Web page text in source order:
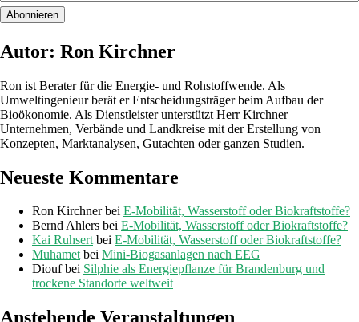
Autor: Ron Kirchner
Ron ist Berater für die Energie- und Rohstoffwende. Als
Umweltingenieur berät er Entscheidungsträger beim Aufbau der
Bioökonomie. Als Dienstleister unterstützt Herr Kirchner
Unternehmen, Verbände und Landkreise mit der Erstellung von
Konzepten, Marktanalysen, Gutachten oder ganzen Studien.
Neueste Kommentare
Ron Kirchnerbei E-Mobilität, Wasserstoff oder Biokraftstoffe?
Bernd Ahlers bei E-Mobilität, Wasserstoff oder Biokraftstoffe?
Kai Ruhsertbei E-Mobilität, Wasserstoff oder Biokraftstoffe?
Muhametbei Mini-Biogasanlagen nach EEG
Dioufbei Silphie als Energiepflanze für Brandenburg und
trockene Standorte weltweit
Anstehende Veranstaltungen